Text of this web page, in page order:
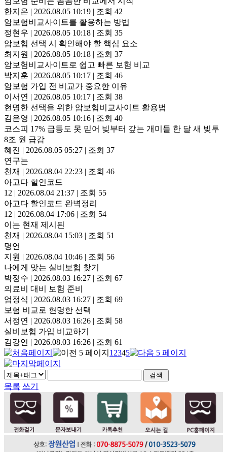
한지은 | 2026.08.05 10:19 | 조회 42
암보험비교사이트를 활용하는 방법
정현우 | 2026.08.05 10:18 | 조회 35
암보험 선택 시 확인해야 할 핵심 요소
최지원 | 2026.08.05 10:18 | 조회 37
암보험비교사이트로 쉽고 빠른 보험 비교
박지훈 | 2026.08.05 10:17 | 조회 46
암보험 가입 전 비교가 중요한 이유
이서연 | 2026.08.05 10:17 | 조회 38
현명한 선택을 위한 암보험비교사이트 활용법
김은영 | 2026.08.05 10:16 | 조회 40
코스피 17% 급등도 못 믿어 빚부터 갚는 개미들 한 달 새 빚투
8조 원 급감
혜진 | 2026.08.05 05:27 | 조회 37
연구는
천재 | 2026.08.04 22:23 | 조회 46
아고다 할인코드
12 | 2026.08.04 21:37 | 조회 55
아고다 할인코드 완벽정리
12 | 2026.08.04 17:06 | 조회 54
이는 현재 제시된
천재 | 2026.08.04 15:03 | 조회 51
명언
지원 | 2026.08.04 10:46 | 조회 56
나에게 맞는 실비보험 찾기
박정수 | 2026.08.03 16:27 | 조회 67
의료비 대비 보험 준비
엄정식 | 2026.08.03 16:27 | 조회 69
보험 비교로 현명한 선택
서정연 | 2026.08.03 16:26 | 조회 58
실비보험 가입 비교하기
김강연 | 2026.08.03 16:26 | 조회 61
1 2345
목록 쓰기